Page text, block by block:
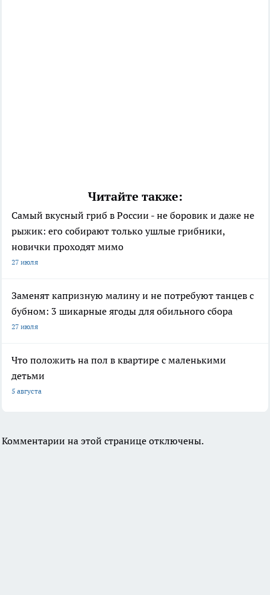
Читайте также:
Самый вкусный гриб в России - не боровик и даже не
рыжик: его собирают только ушлые грибники,
новички проходят мимо
27 июля
Заменят капризную малину и не потребуют танцев с
бубном: 3 шикарные ягоды для обильного сбора
27 июля
Что положить на пол в квартире с маленькими
детьми
5 августа
Комментарии на этой странице отключены.